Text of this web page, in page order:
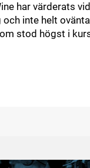
har värderats vid
och inte helt
stod högst i